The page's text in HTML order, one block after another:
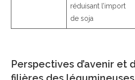
réduisant l’import
de soja
Perspectives d’avenir et